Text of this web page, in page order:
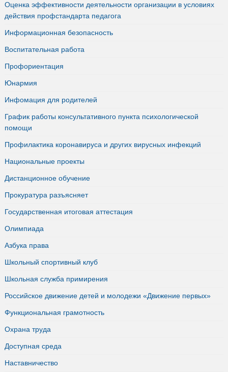
Оценка эффективности деятельности организации в условиях
действия профстандарта педагога
Информационная безопасность
Воспитательная работа
Профориентация
Юнармия
Инфомация для родителей
График работы консультативного пункта психологической
помощи
Профилактика коронавируса и других вирусных инфекций
Национальные проекты
Дистанционное обучение
Прокуратура разъясняет
Государственная итоговая аттестация
Олимпиада
Азбука права
Школьный спортивный клуб
Школьная служба примирения
Российское движение детей и молодежи «Движение первых»
Функциональная грамотность
Охрана труда
Доступная среда
Наставничество